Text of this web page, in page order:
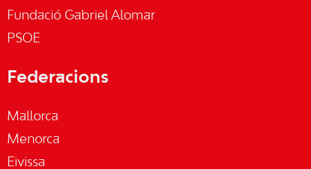
Fundació Gabriel Alomar
PSOE
Federacions
Mallorca
Menorca
Eivissa